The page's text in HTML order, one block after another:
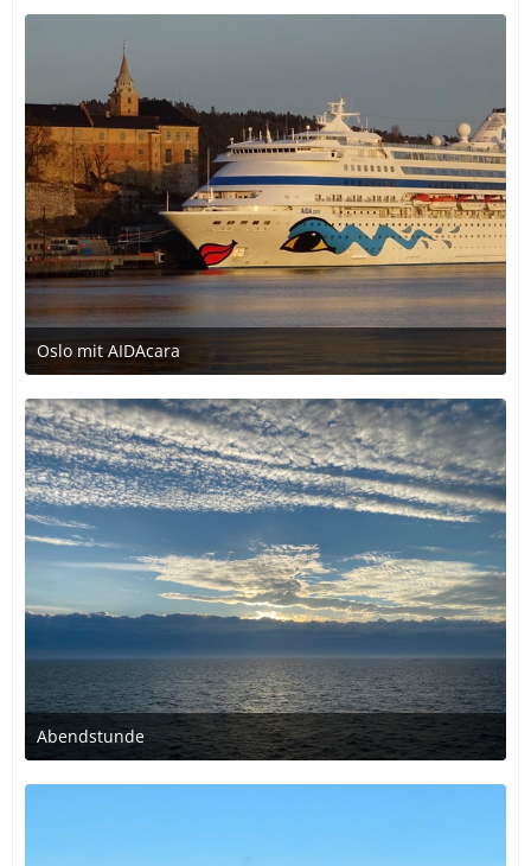
Oslo mit AIDAcara
26. Juni 2021 um 22:44
Abendstunde
21. Juni 2021 um 22:35